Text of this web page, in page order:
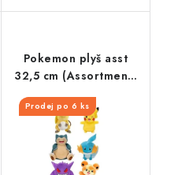
Pokemon plyš asst
32,5 cm (Assortment)
W12
Prodej po 6 ks